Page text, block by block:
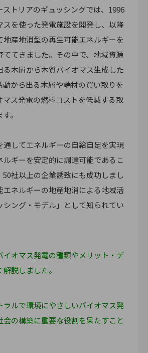
ストリアのギュッシングでは、1996
スを使った発電施設を開発し、以降
地産地消型の再生可能エネルギーを
ててきました。その中で、地域資源
る木屑から木質バイオマス生成した
動から出る木屑や端材の買い取りを
マス発電の燃料コストを低減する取
。
通してエネルギーの自給自足を実現
ルギーを安定的に調達可能であるこ
50社以上の企業誘致にも成功しまし
エネルギーの地産地消による地域活
シング・モデル」として知られてい
イオマス発電の種類やメリット・デ
説しました。
ラルで環境にやさしいバイオマス発
会の構築に重要な役割を果たすこと